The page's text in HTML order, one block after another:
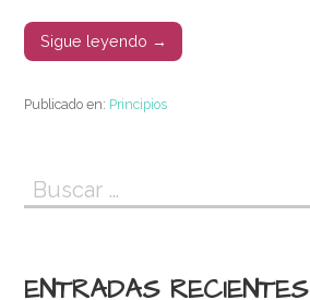
Sigue leyendo →
Publicado en: Principios
Buscar:
ENTRADAS RECIENTES